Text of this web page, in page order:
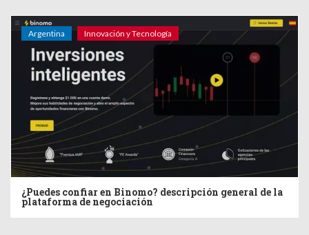
Argentina Innovación y Tecnología
¿Puedes confiar en Binomo? descripción general de la
plataforma de negociación